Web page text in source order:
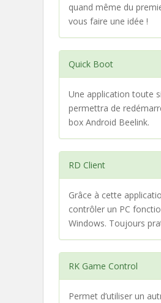
quand même du
vous faire une idée !
Quick Boot
Une application toute
permettra de
box Android Beelink.
RD Client
Grâce à cette
contrôler un PC
Windows. Toujours
RK Game Control
Permet d’utiliser un